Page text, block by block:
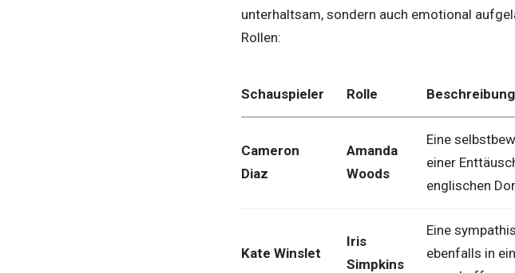
unterhaltsam, sondern auch emotional
Rollen:
Schauspieler Rolle Beschreibung
Cameron
Diaz
Amanda
Woods
Eine
einer
englischen
Kate Winslet
Iris
Simpkins
Eine
ebenfalls in